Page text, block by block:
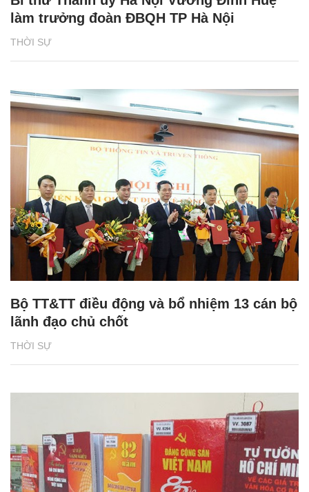
THỜI SỰ
làm trưởng đoàn ĐBQH TP Hà Nội
THỜI SỰ
Bộ TT&TT điều động và bổ nhiệm 13 cán bộ
lãnh đạo chủ chốt